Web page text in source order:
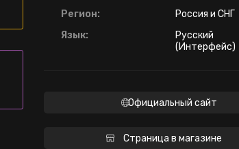
Регион:
Россия и СНГ
Язык:
Русский
(Интерфейс)
Официальный сайт
Страница в магазине